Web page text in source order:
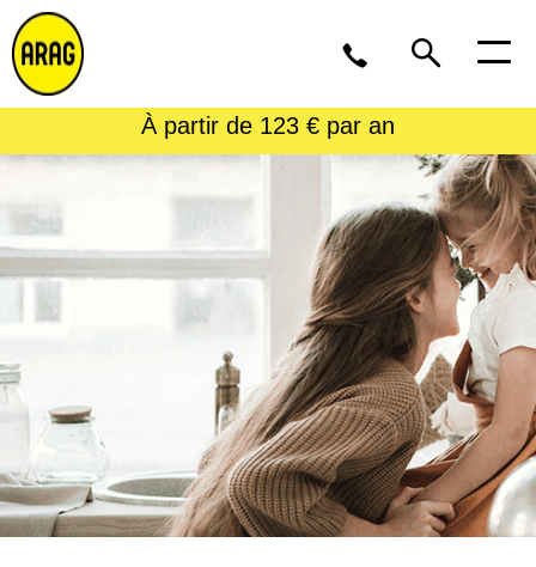
Lu/Je 9 – 17, Ve 9 -16
02 643 12 11
À partir de 123 € par an